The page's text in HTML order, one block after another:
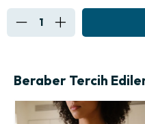
Beraber Tercih